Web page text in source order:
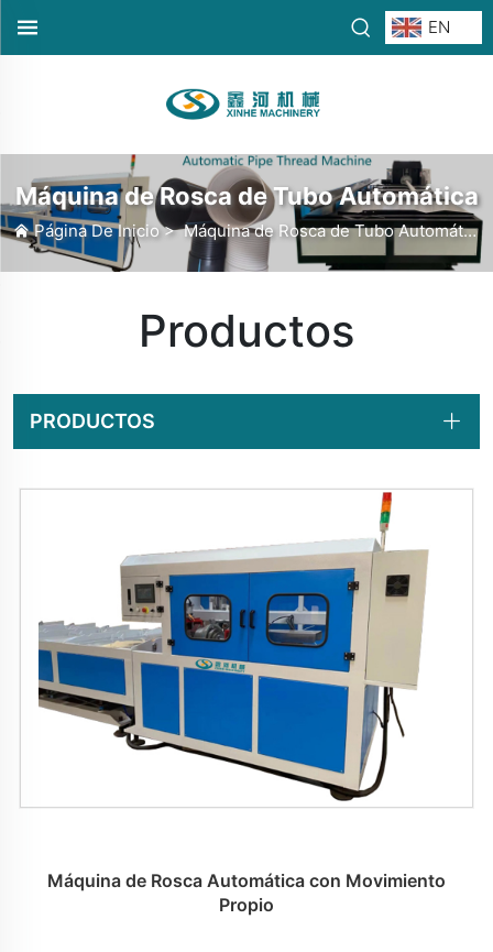
EN
Máquina de Rosca de Tubo Automática
Página De Inicio>Máquina de Rosca de Tubo Automática
Productos
PRODUCTOS
Máquina de Rosca Automática con Movimiento
Propio